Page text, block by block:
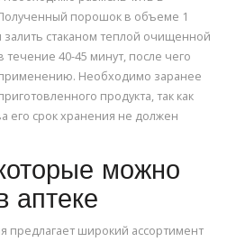
порошок в объеме 1
стаканом теплой очищенной
течение 40-45 минут, после чего
применению. Необходимо заранее
продукта, так как
его срок хранения не должен
можно
аптеке
предлагает широкий ассортимент